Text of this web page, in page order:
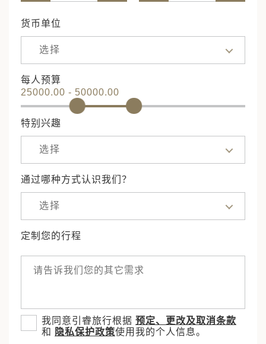
货币单位
选择
每人预算
25000.00 - 50000.00
特别兴趣
选择
通过哪种方式认识我们？
选择
定制您的行程
我同意引睿旅行根据 预定、更改及取消条款
和
隐私保护政策使用我的个人信息。